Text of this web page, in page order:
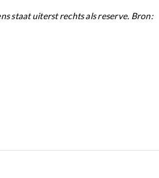
staat uiterst rechts als reserve. Bron: